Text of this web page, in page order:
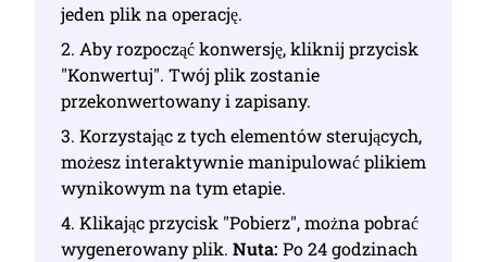
jeden plik na operację.
2. Aby rozpocząć konwersję, kliknij przycisk
"Konwertuj". Twój plik zostanie
przekonwertowany i zapisany.
3. Korzystając z tych elementów sterujących,
możesz interaktywnie manipulować plikiem
wynikowym na tym etapie.
4. Klikając przycisk "Pobierz", można pobrać
wygenerowany plik. Nuta: Po 24 godzinach